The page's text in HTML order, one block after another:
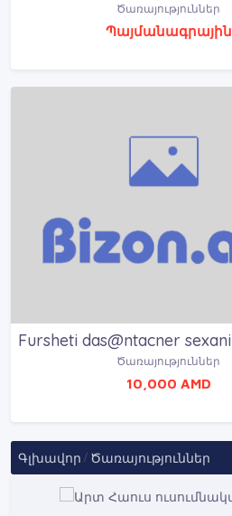
Ծառայություններ
Պայմանագրային
Ծառայություններ
10,000 AMD
Գլխավոր Ծառայություններ